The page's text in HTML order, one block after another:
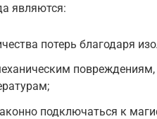
являются:
потерь благодаря
подключаться к